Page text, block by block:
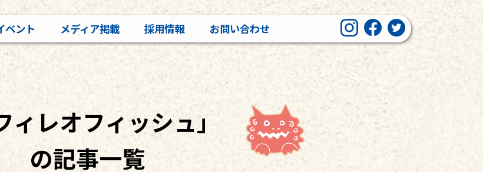
ベント メディア掲載 採用情報 お問い合わせ
ィレオフィッシュ」
の記事一覧